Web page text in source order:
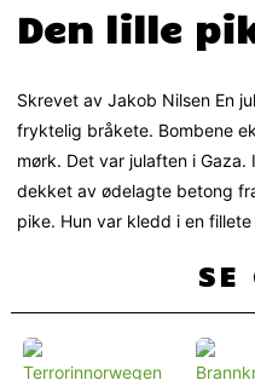
Den lille
Skrevet av Jakob Nilsen En
fryktelig bråkete. Bombene
mørk. Det var julaften i
dekket av ødelagte betong
pike. Hun var kledd i en
SE